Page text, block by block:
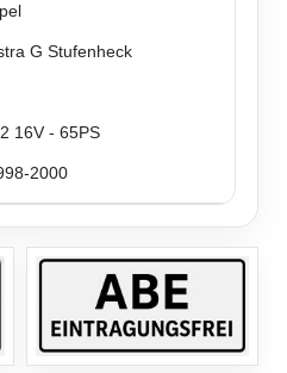
G Stufenheck
16V - 65PS
2000